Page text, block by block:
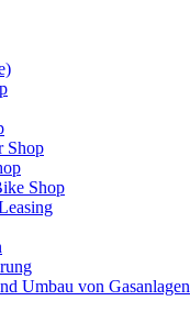
Shop
Shop
Umbau von Gasanlagen